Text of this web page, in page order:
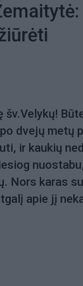
šv.Velykų!
dvejų metų
ir kaukių
Nors karas
apie jį